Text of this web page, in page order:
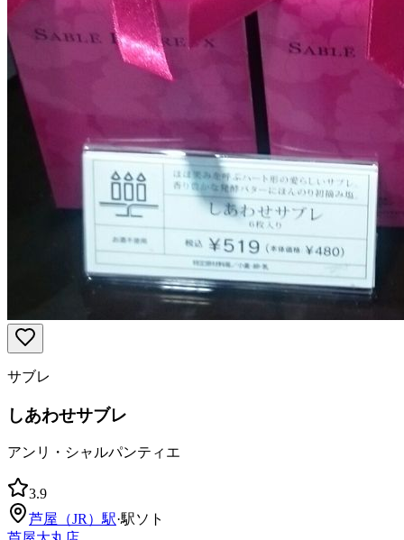
サブレ
しあわせサブレ
アンリ・シャルパンティエ
3.9
芦屋（JR） 駅·駅ソト